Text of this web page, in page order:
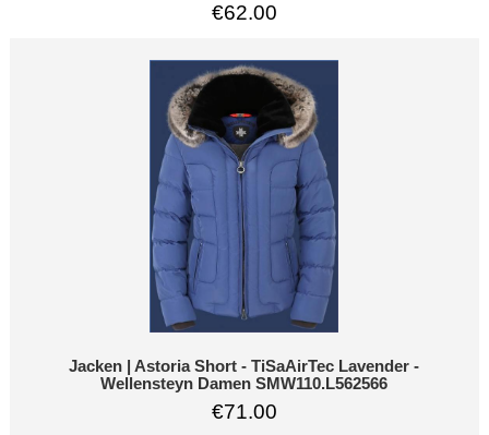
€62.00
Jacken | Astoria Short - TiSaAirTec Lavender -
Wellensteyn Damen SMW110.L562566
€71.00